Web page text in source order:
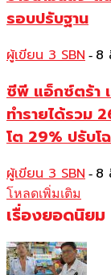
รอบปรับฐาน
ผู้เขียน 3 SBN - 8
ซีพี แอ็กซ์ตร้า
ทำรายได้รวม
โต 29% ปรับโ
ผู้เขียน 3 SBN - 8
โหลดเพิ่มเติม
เรื่องยอดนิยม